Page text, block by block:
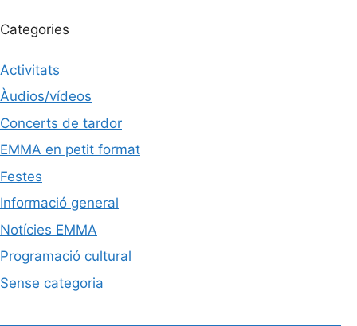
Categories
Activitats
Àudios/vídeos
Concerts de tardor
EMMA en petit format
Festes
Informació general
Notícies EMMA
Programació cultural
Sense categoria